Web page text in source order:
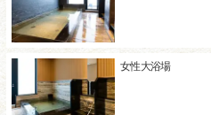
女性大浴場